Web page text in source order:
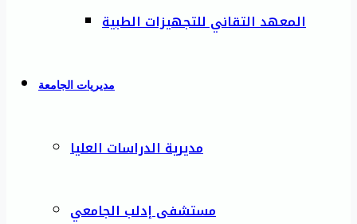
المعهد التقاني للتجهيزات الطبية
مديريات الجامعة
مديرية الدراسات العليا
مستشفى إدلب الجامعي